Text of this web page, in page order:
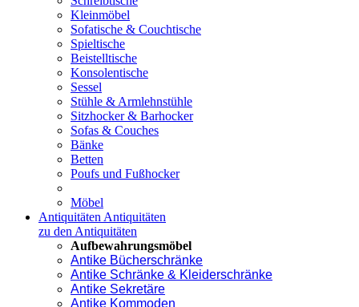
Kleinmöbel
Sofatische & Couchtische
Spieltische
Beistelltische
Konsolentische
Sessel
Stühle & Armlehnstühle
Sitzhocker & Barhocker
Sofas & Couches
Bänke
Betten
Poufs und Fußhocker
Möbel
Antiquitäten Antiquitäten
zu den Antiquitäten
Aufbewahrungsmöbel
Antike Bücherschränke
Antike Schränke & Kleiderschränke
Antike Sekretäre
Antike Kommoden